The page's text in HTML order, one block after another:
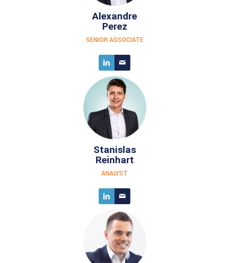
Alexandre
Perez
SENIOR ASSOCIATE
Stanislas
Reinhart
ANALYST